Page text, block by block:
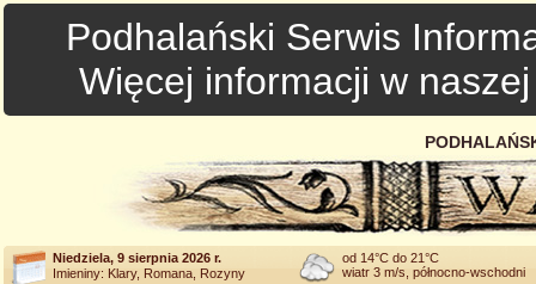
Podhalański Serwis
Więcej informacji w
Niedziela, 9 sierpnia 2026 r.
Imieniny: Klary, Romana, Rozyny
od 14°C do 21°C
wiatr 3 m/s, północno-wschodni